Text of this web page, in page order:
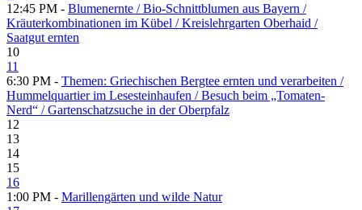
12:45 PM - Blumenernte /​ Bio-Schnittblumen aus Bayern /​
Kräuterkombinationen im Kübel /​ Kreislehrgarten Oberhaid /​
Saatgut ernten
10
11
6:30 PM - Themen: Griechischen Bergtee ernten und verarbeiten /​
Hummelquartier im Lesesteinhaufen /​ Besuch beim „Tomaten-
Nerd“ /​ Gartenschatzsuche in der Oberpfalz
12
13
14
15
16
1:00 PM - Marillengärten und wilde Natur